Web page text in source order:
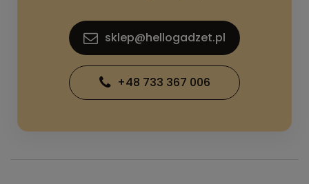
sklep@hellogadzet.pl
+48 733 367 006